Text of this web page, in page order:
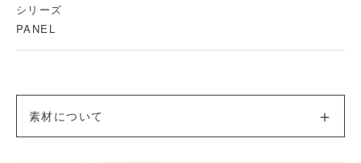
シリーズ
PANEL
素材について